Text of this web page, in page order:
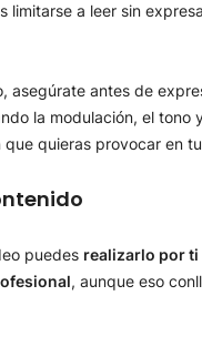
limitarse a leer sin
asegúrate antes de
la modulación, el tono
que quieras provocar en
puedes realizarlo por ti
, aunque eso